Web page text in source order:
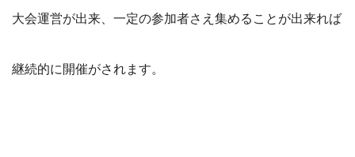
大会運営が出来、一定の参加者さえ集めることが出来れば
継続的に開催がされます。